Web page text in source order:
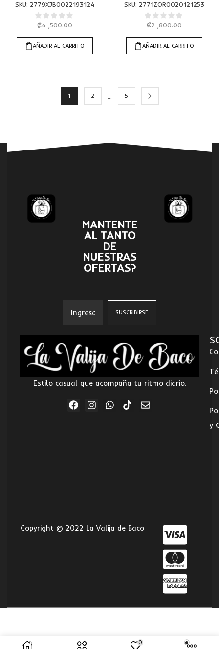
SKU: 2779XJB0022193124
₡4 ,500.00
AÑADIR AL CARRITO
SKU: 2771ZOR0020121253
₡2 ,800.00
AÑADIR AL CARRITO
1 2 … 5
MANTENTE
AL TANTO
DE
NUESTRAS
OFERTAS?
Estilo casual que acompaña tu ritmo diario.
y
Copyright © 2022 La Valija de Baco
0